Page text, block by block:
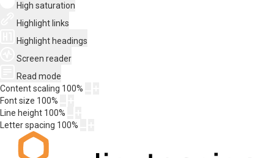
High saturation
Highlight links
Highlight headings
Screen reader
Read mode
Content scaling 100%
Font size 100%
Line height 100%
Letter spacing 100%